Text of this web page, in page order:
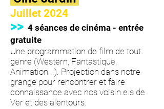
Juillet 2024
>> 4 séances de cinéma - entrée
gratuite
Une programmation de film de tout
genre (Western, Fantastique,
Animation...). Projection dans notre
grange pour rencontrer et faire
connaissance avec nos voisin.e.s de
Ver et des alentours.